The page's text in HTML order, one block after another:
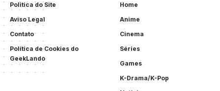
Politica do Site
Aviso Legal
Contato
Política de Cookies do
GeekLando
Home
Anime
Cinema
Séries
Games
K-Drama/K-Pop